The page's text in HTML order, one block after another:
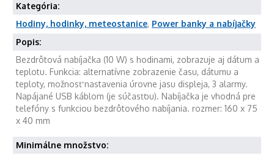
Kategória:
Hodiny, hodinky, meteostanice, Power banky a nabíjačky
Popis:
Bezdrôtová nabíjačka (10 W) s hodinami, zobrazuje aj dátum a
teplotu. Funkcia: alternatívne zobrazenie času, dátumu a
teploty, možnosť nastavenia úrovne jasu displeja, 3 alarmy.
Napájané USB káblom (je súčasťou). Nabíjačka je vhodná pre
telefóny s funkciou bezdrôtového nabíjania. rozmer: 160 x 75
x 40 mm
Minimálne množstvo: